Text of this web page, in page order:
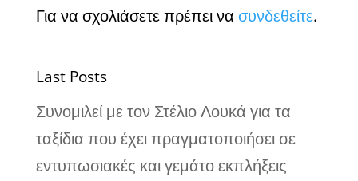
Για να σχολιάσετε πρέπει να συνδεθείτε.
Last Posts
Συνομιλεί με τον Στέλιο Λουκά για τα
ταξίδια που έχει πραγματοποιήσει σε
εντυπωσιακές και γεμάτο εκπλήξεις